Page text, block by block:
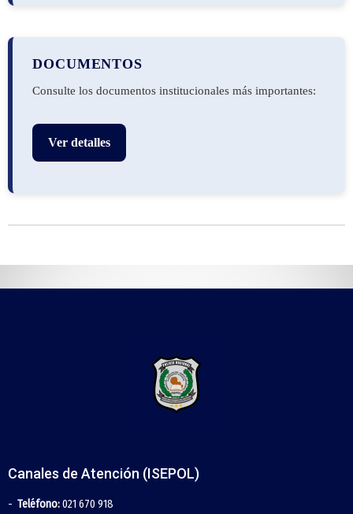
DOCUMENTOS
Consulte los documentos institucionales más importantes:
Ver detalles
Canales de Atención (ISEPOL)
Teléfono:021 670 918